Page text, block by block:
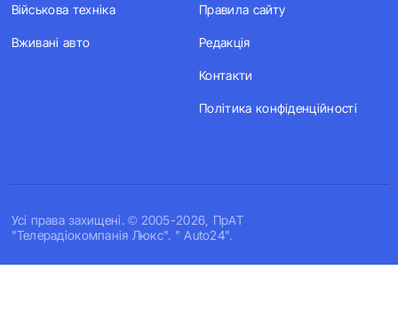
Усi права захищенi. © 2005-2026, ПрАТ
"Телерадіокомпанія Люкс". " Auto24".
Військова техніка
Вживані авто
Правила сайту
Редакція
Контакти
Політика конфіденційності